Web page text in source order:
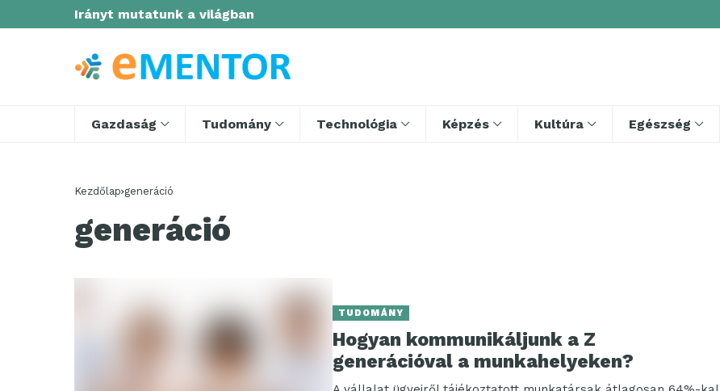
Irányt mutatunk a világban
Gazdaság Tudomány Technológia Képzés Kultúra Egészség
Kezdőlap generáció
generáció
TUDOMÁNY
Hogyan kommunikáljunk a Z
generációval a munkahelyeken?